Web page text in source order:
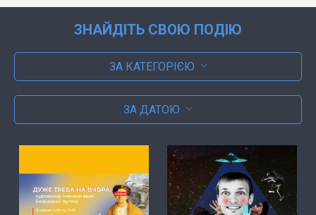
ЗНАЙДІТЬ СВОЮ ПОДІЮ
ЗА КАТЕГОРІЄЮ
ЗА ДАТОЮ